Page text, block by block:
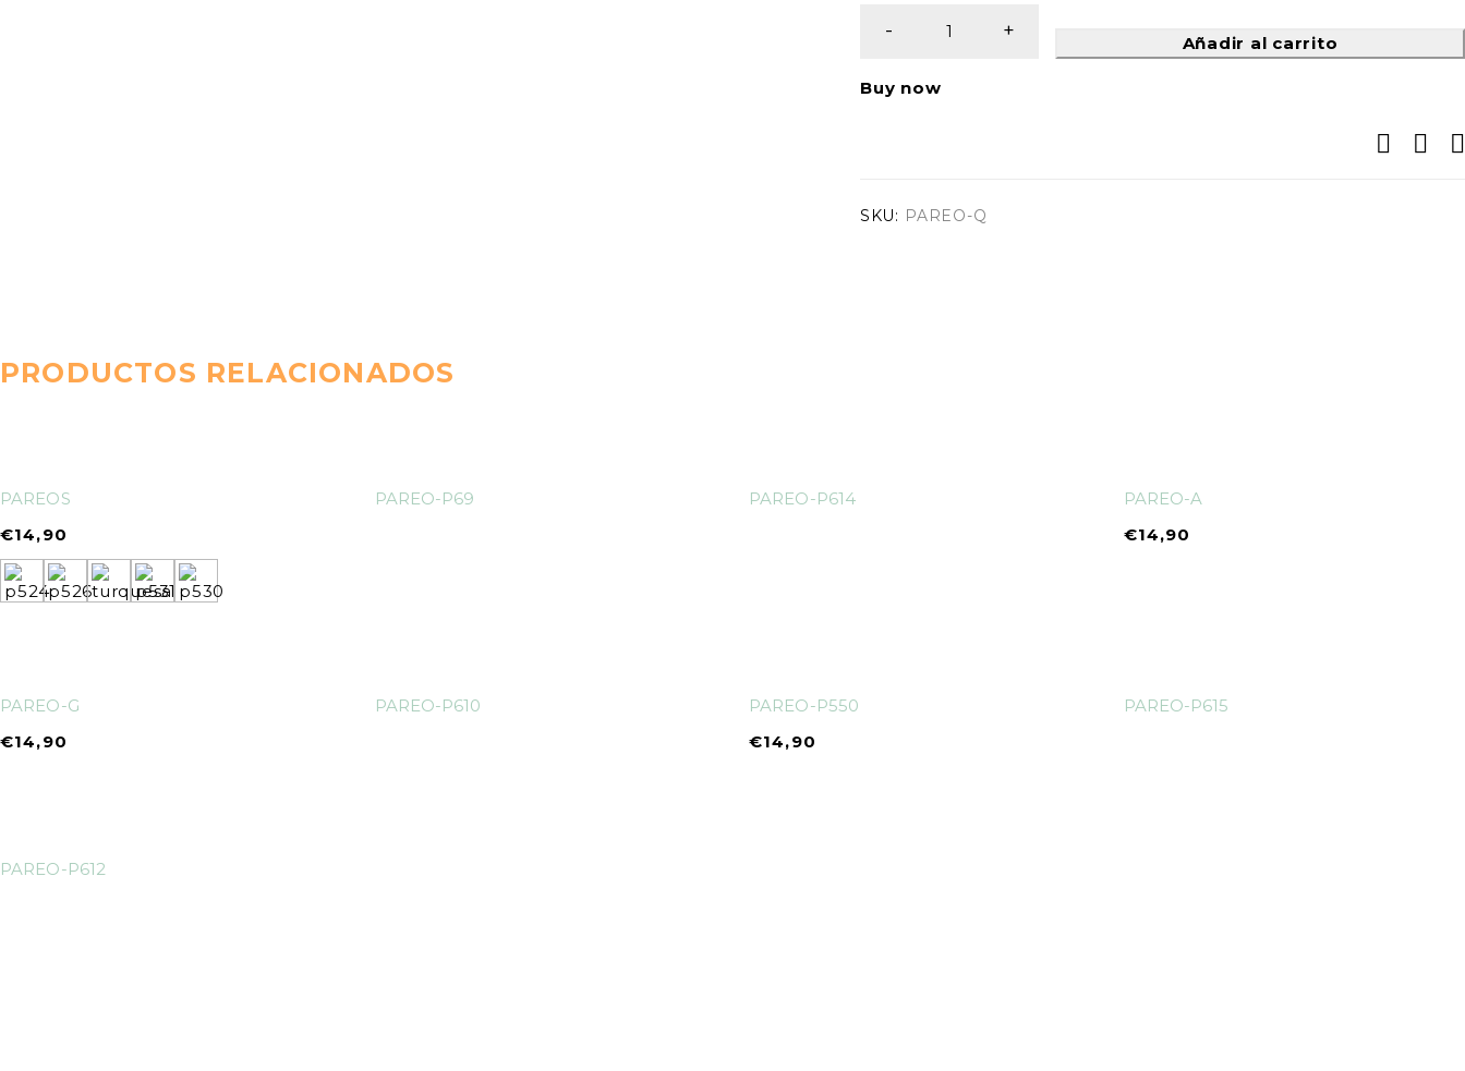
Añadir al carrito
Buy now
SKU: PAREO-Q
PRODUCTOS RELACIONADOS
PAREOS
€14,90
PAREO-P69 PAREO-P614
PAREO-A
€14,90
PAREO-G
€14,90
PAREO-P610
PAREO-P550
€14,90
PAREO-P615
PAREO-P612